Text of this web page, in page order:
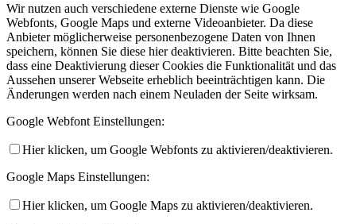
Wir nutzen auch verschiedene externe Dienste wie Google
Webfonts, Google Maps und externe Videoanbieter. Da diese
Anbieter möglicherweise personenbezogene Daten von Ihnen
speichern, können Sie diese hier deaktivieren. Bitte beachten Sie,
dass eine Deaktivierung dieser Cookies die Funktionalität und das
Aussehen unserer Webseite erheblich beeinträchtigen kann. Die
Änderungen werden nach einem Neuladen der Seite wirksam.
Google Webfont Einstellungen:
Hier klicken, um Google Webfonts zu aktivieren/deaktivieren.
Google Maps Einstellungen:
Hier klicken, um Google Maps zu aktivieren/deaktivieren.